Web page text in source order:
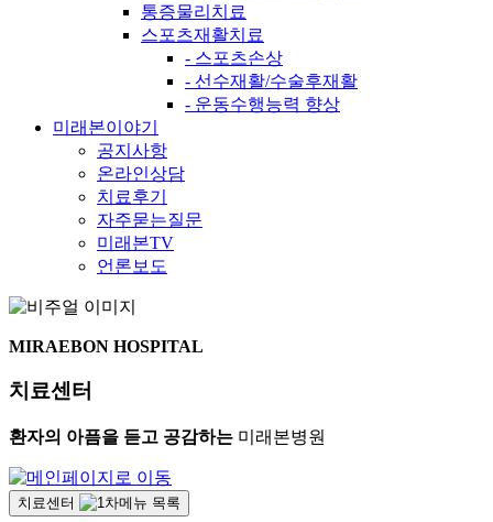
통증물리치료
스포츠재활치료
- 스포츠손상
- 선수재활/수술후재활
- 운동수행능력 향상
미래본이야기
공지사항
온라인상담
치료후기
자주묻는질문
미래본TV
언론보도
MIRAEBON HOSPITAL
치료센터
환자의 아픔을 듣고 공감하는 미래본병원
치료센터